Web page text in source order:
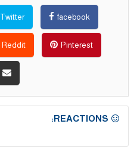
facebook
Twitter
Pinterest
Reddit
REACTIONS: